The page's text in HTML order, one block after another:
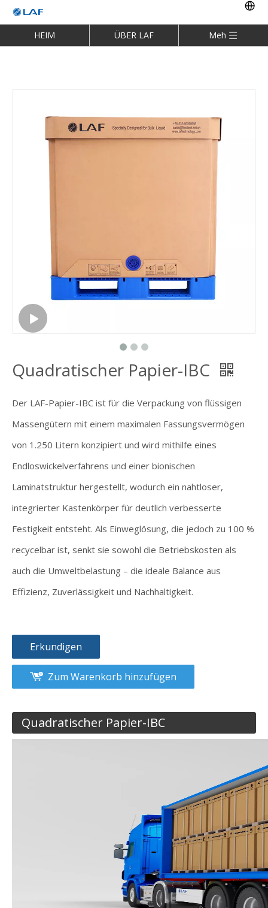
HEIM ÜBER LAF Meh
Quadratischer Papier-IBC
Der LAF-Papier-IBC ist für die Verpackung von flüssigen
Massengütern mit einem maximalen Fassungsvermögen
von 1.250 Litern konzipiert und wird mithilfe eines
Endloswickelverfahrens und einer bionischen
Laminatstruktur hergestellt, wodurch ein nahtloser,
integrierter Kastenkörper für deutlich verbesserte
Festigkeit entsteht. Als Einweglösung, die jedoch zu 100 %
recycelbar ist, senkt sie sowohl die Betriebskosten als
auch die Umweltbelastung – die ideale Balance aus
Effizienz, Zuverlässigkeit und Nachhaltigkeit.
Erkundigen
Zum Warenkorb hinzufügen
Quadratischer Papier-IBC